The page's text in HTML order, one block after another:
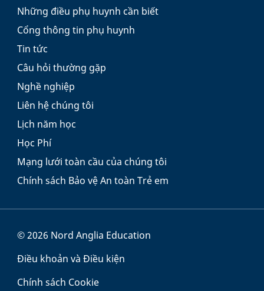
Những điều phụ huynh cần biết
Cổng thông tin phụ huynh
Tin tức
Câu hỏi thường gặp
Nghề nghiệp
Liên hệ chúng tôi
Lịch năm học
Học Phí
Mạng lưới toàn cầu của chúng tôi
Chính sách Bảo vệ An toàn Trẻ em
© 2026 Nord Anglia Education
Điều khoản và Điều kiện
Chính sách Cookie